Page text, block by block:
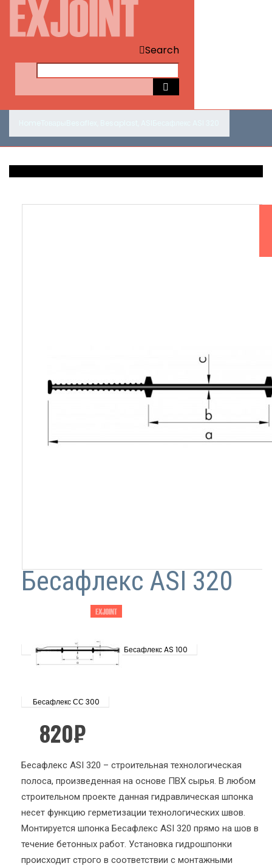
Search
Бесафлекс ASI 320
Бесафлекс AS 100
Бесафлекс СС 300
820₽
Бесафлекс ASI 320 – строительная технологическая
полоса, произведенная на основе ПВХ сырья. В любом
строительном проекте данная гидравлическая шпонка
несет функцию герметизации технологических швов.
Монтируется шпонка Бесафлекс ASI 320 прямо на шов в
течение бетонных работ. Установка гидрошпонки
происходит строго в соответствии с монтажными